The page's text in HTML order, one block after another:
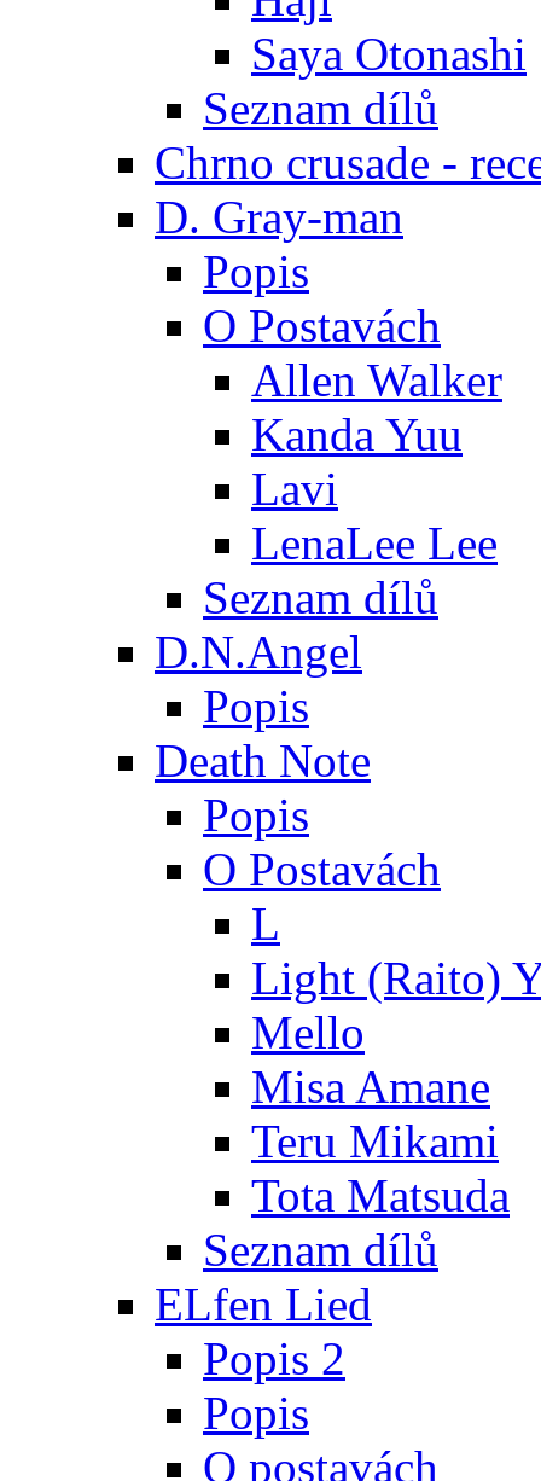
Saya Otonashi
Seznam dílů
Chrno crusade -
D. Gray-man
Popis
O Postavách
Allen Walker
Kanda Yuu
Lavi
LenaLee Lee
Seznam dílů
D.N.Angel
Popis
Death Note
Popis
O Postavách
L
Light (Raito)
Mello
Misa Amane
Teru Mikami
Tota Matsuda
Seznam dílů
ELfen Lied
Popis 2
Popis
O postavách